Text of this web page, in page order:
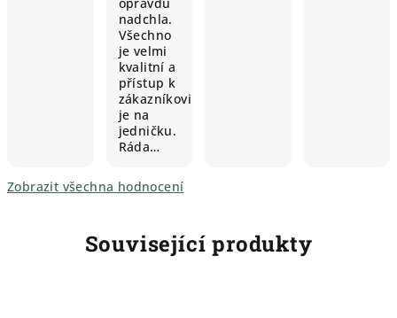
nadchla.
Všechno
je velmi
kvalitní a
přístup k
zákazníkovi
je na
jedničku.
Ráda…
Zobrazit všechna hodnocení
Související produkty